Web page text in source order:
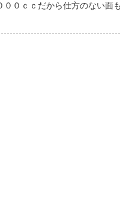
０ｃｃだから仕方のない面